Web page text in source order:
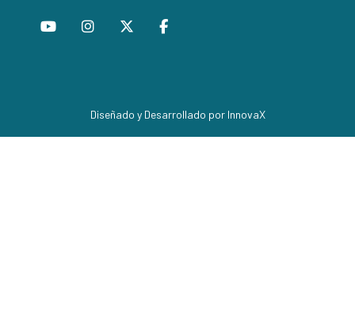
Diseñado y Desarrollado por InnovaX